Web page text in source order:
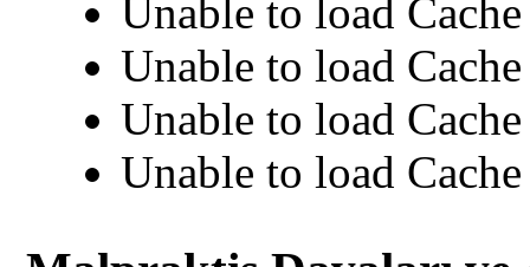
Unable to load
Unable to load
Unable to load
Unable to load